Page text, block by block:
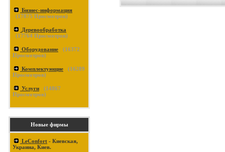
Бизнес-информация
(17875 Просмотров)
Деревообработка
(17764 Просмотров)
Оборудование (16372
Просмотров)
Комплектующие (16289
Просмотров)
Услуги (14867
Просмотров)
Новые фирмы
LeConfort - Киевская,
Украина, Киев.